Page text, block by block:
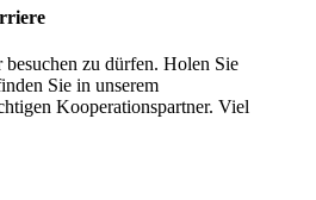
zu dürfen. Holen Sie
Sie in unserem
Kooperationspartner. Viel